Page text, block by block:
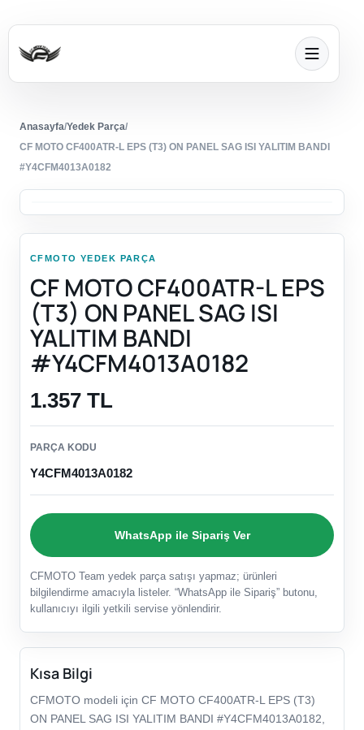
Anasayfa/Yedek Parça/
CF MOTO CF400ATR-L EPS (T3) ON PANEL SAG ISI YALITIM BANDI
#Y4CFM4013A0182
CFMOTO YEDEK PARÇA
CF MOTO CF400ATR-L EPS
(T3) ON PANEL SAG ISI
YALITIM BANDI
#Y4CFM4013A0182
1.357 TL
PARÇA KODU
Y4CFM4013A0182
WhatsApp ile Sipariş Ver
CFMOTO Team yedek parça satışı yapmaz; ürünleri
bilgilendirme amacıyla listeler. “WhatsApp ile Sipariş” butonu,
kullanıcıyı ilgili yetkili servise yönlendirir.
Kısa Bilgi
CFMOTO modeli için CF MOTO CF400ATR-L EPS (T3)
ON PANEL SAG ISI YALITIM BANDI #Y4CFM4013A0182,